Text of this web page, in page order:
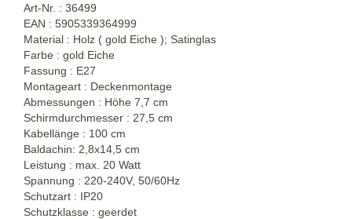
Art-Nr. : 36499
EAN : 5905339364999
Material : Holz ( gold Eiche ); Satinglas
Farbe : gold Eiche
Fassung : E27
Montageart : Deckenmontage
Abmessungen : Höhe 7,7 cm
Schirmdurchmesser : 27,5 cm
Kabellänge : 100 cm
Baldachin: 2,8x14,5 cm
Leistung : max. 20 Watt
Spannung : 220-240V, 50/60Hz
Schutzart : IP20
Schutzklasse : geerdet